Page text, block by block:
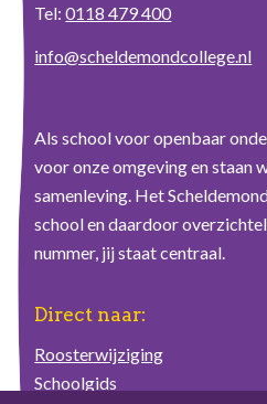
Tel:0118 479 400
info@scheldemondcollege.nl
Als school voor openbaar
voor onze omgeving en staan
samenleving. Het
school en daardoor
nummer, jij staat centraal.
Direct naar:
Roosterwijziging
Schoolgids